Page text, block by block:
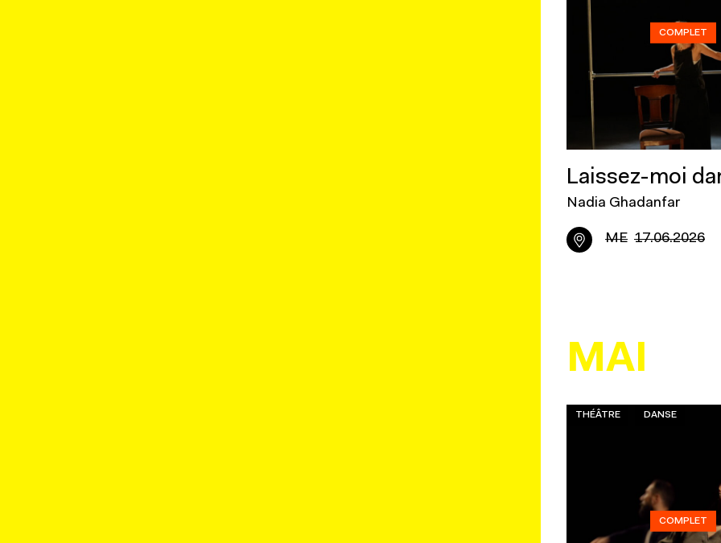
COMPLET
Laissez-moi
Nadia Ghadanfar
ME 17.06.2026
MAI
COMPLET
THÉÂTRE DANSE